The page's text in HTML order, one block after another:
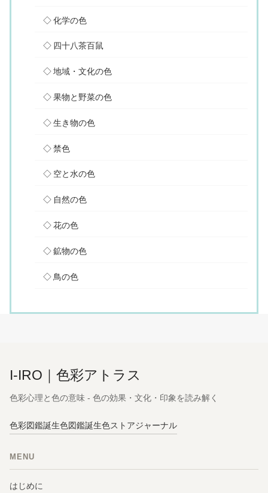
化学の色
四十八茶百鼠
地域・文化の色
果物と野菜の色
生き物の色
禁色
空と水の色
自然の色
花の色
鉱物の色
鳥の色
I-IRO｜色彩アトラス
色彩心理と色の意味 - 色の効果・文化・印象を読み解く
色彩図鑑誕生色図鑑誕生色ストアジャーナル
MENU
はじめに